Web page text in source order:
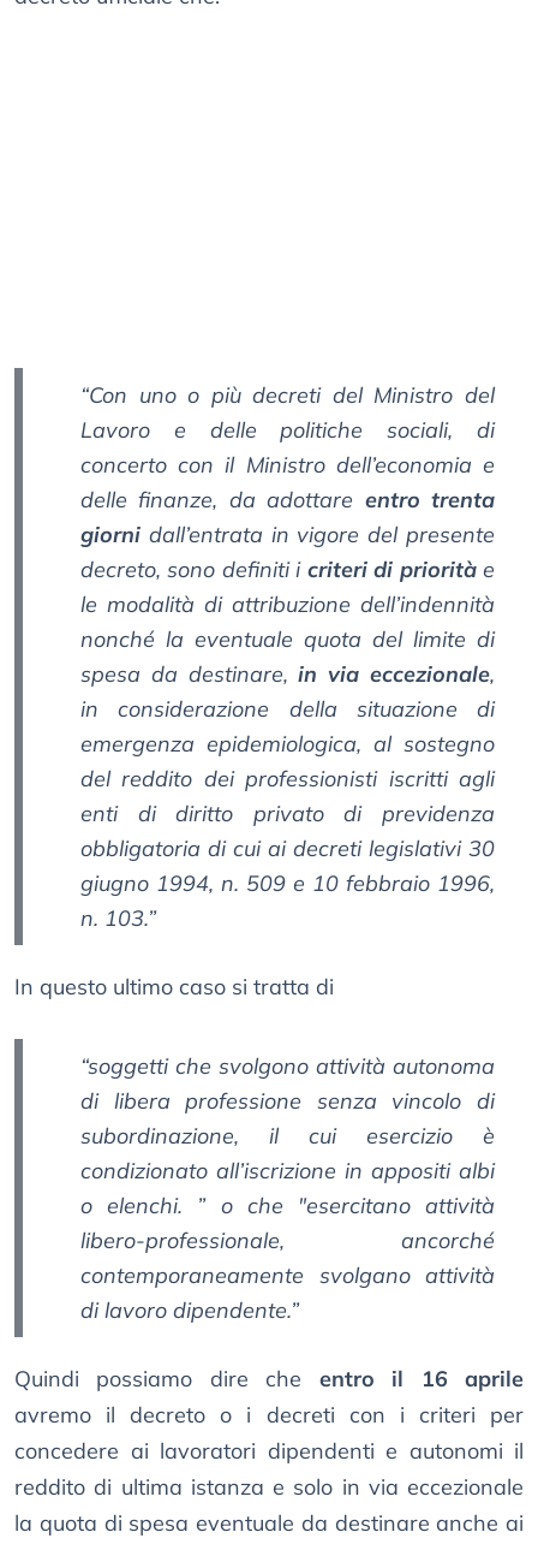
“Con uno o più decreti del Ministro del
Lavoro e delle politiche sociali, di
concerto con il Ministro dell’economia e
delle finanze, da adottare entro trenta
giorni dall’entrata in vigore del presente
decreto, sono definiti i criteri di prioritàe
le modalità di attribuzione dell’indennità
nonché la eventuale quota del limite di
spesa da destinare,in via eccezionale,
in considerazione della situazione di
emergenza epidemiologica, al sostegno
del reddito dei professionisti iscritti agli
enti di diritto privato di previdenza
obbligatoria di cui ai decreti legislativi 30
giugno 1994, n. 509 e 10 febbraio 1996,
n. 103.”
In questo ultimo caso si tratta di
“soggetti che svolgono attività autonoma
di libera professione senza vincolo di
subordinazione, il cui esercizio è
condizionato all’iscrizione in appositi albi
o elenchi. ” o che "esercitano attività
libero-professionale, ancorché
contemporaneamente svolgano attività
di lavoro dipendente.”
Quindi possiamo dire che entro il 16 aprile
avremo il decreto o i decreti con i criteri per
concedere ai lavoratori dipendenti e autonomi il
reddito di ultima istanza e solo in via eccezionale
la quota di spesa eventuale da destinare anche ai